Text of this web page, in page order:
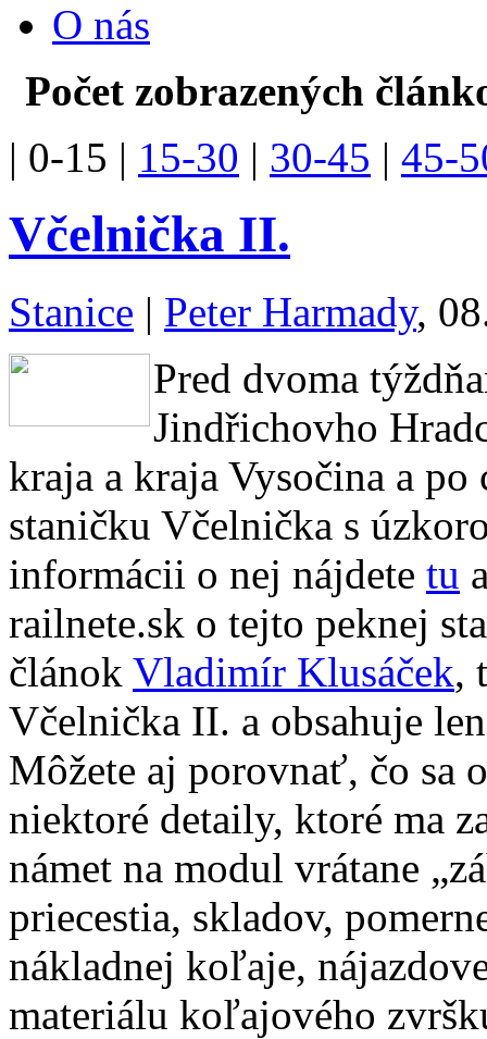
O nás
Počet zobrazených
| 0-15 | 15-30 | 30-45 | 45-
Včelnička II.
Stanice | Peter Harmady,
Pred dvoma
Jindřichovho
kraja a kraja Vysočina a
staničku Včelnička s
informácii o nej nájdete tu
railnete.sk o tejto peknej
článok Vladimír Klusáček,
Včelnička II. a obsahuje
Môžete aj porovnať, čo sa
niektoré detaily, ktoré ma
námet na modul vrátane
priecestia, skladov,
nákladnej koľaje,
materiálu koľajového